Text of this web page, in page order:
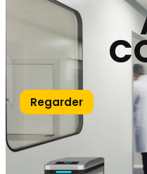
Regarder